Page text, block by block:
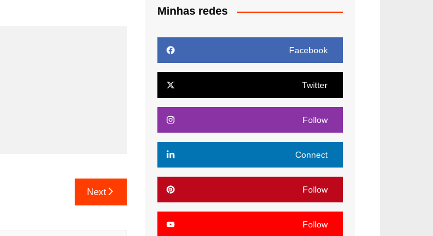
Next
Minhas redes
Facebook
Twitter
Follow
Connect
Follow
Follow